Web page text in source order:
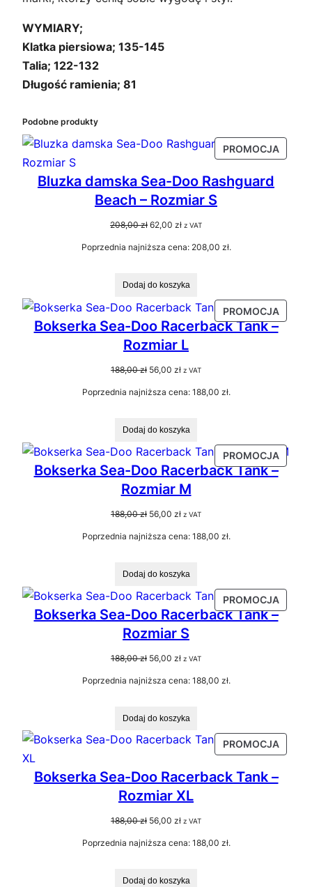
WYMIARY;
Klatka piersiowa; 135-145
Talia; 122-132
Długość ramienia; 81
Podobne produkty
PROMOCJA
Bluzka damska Sea-Doo Rashguard
Beach – Rozmiar S
208,00zł Pierwotna
wynosiła:
62,00 złAktualna
wynosi:
z VAT
Poprzednia najniższa cena: 208,00 zł.
Dodaj do koszyka
PROMOCJA
W
Bokserka Sea-Doo Racerback Tank –
Rozmiar L
188,00zł Pierwotna
wynosiła:
56,00 złAktualna
wynosi:
z VAT
Poprzednia najniższa cena: 188,00 zł.
Dodaj do koszyka
PROMOCJA
W
Bokserka Sea-Doo Racerback Tank –
Rozmiar M
188,00zł Pierwotna
wynosiła:
56,00 złAktualna
wynosi:
z VAT
Poprzednia najniższa cena: 188,00 zł.
Dodaj do koszyka
PROMOCJA
W
Bokserka Sea-Doo Racerback Tank –
Rozmiar S
188,00zł Pierwotna
wynosiła:
56,00 złAktualna
wynosi:
z VAT
Poprzednia najniższa cena: 188,00 zł.
Dodaj do koszyka
PROMOCJA
Bokserka Sea-Doo Racerback Tank –
Rozmiar XL
188,00zł Pierwotna
wynosiła:
56,00 złAktualna
wynosi:
z VAT
Poprzednia najniższa cena: 188,00 zł.
Dodaj do koszyka